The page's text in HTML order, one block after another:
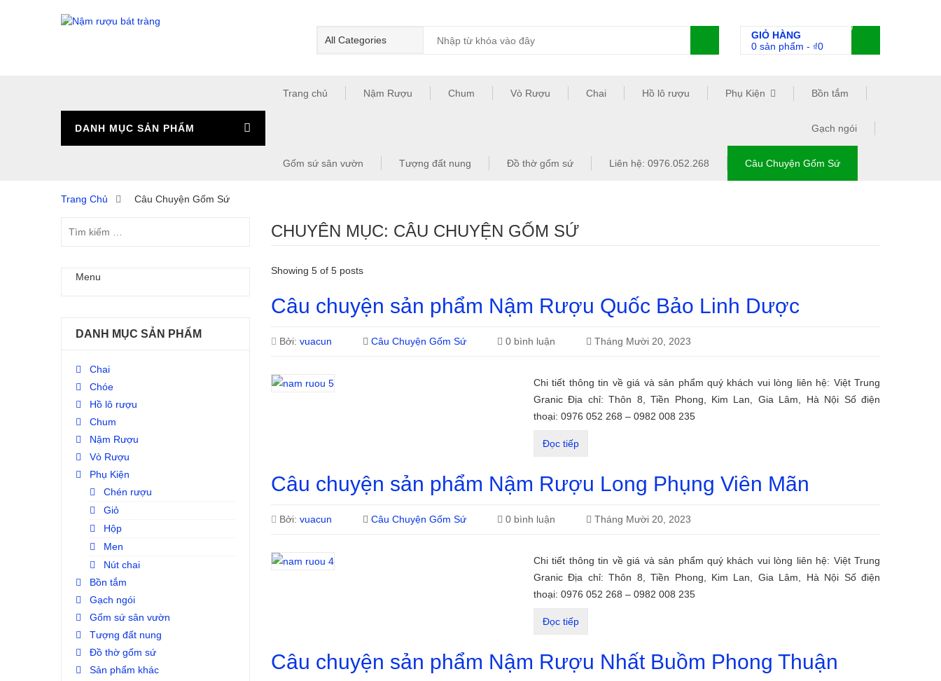
GIỎ HÀNG
0 sản phẩm - ₫0
0
DANH MỤC SẢN PHẨM
Trang chủ Nậm Rượu Chum Vò Rượu Chai Hồ lô rượu Phụ Kiện Bồn tắm
Gạch ngói
Gốm sứ sân vườn Tượng đất nung Đồ thờ gốm sứ Liên hệ: 0976.052.268 Câu Chuyện Gốm Sứ
Trang Chủ Câu Chuyện Gốm Sứ
CHUYÊN MỤC: CÂU CHUYỆN GỐM SỨ
Showing 5 of 5 posts
Câu chuyện sản phẩm Nậm Rượu Quốc Bảo Linh Dược
Bởi: vuacun Câu Chuyện Gốm Sứ 0 bình luận Tháng Mười 20, 2023
Chi tiết thông tin về giá và sản phẩm quý khách vui lòng liên hệ: Việt Trung
Granic Địa chỉ: Thôn 8, Tiền Phong, Kim Lan, Gia Lâm, Hà Nội Số điện
thoại: 0976 052 268 – 0982 008 235
Đọc tiếp
Câu chuyện sản phẩm Nậm Rượu Long Phụng Viên Mãn
Bởi: vuacun Câu Chuyện Gốm Sứ 0 bình luận Tháng Mười 20, 2023
Chi tiết thông tin về giá và sản phẩm quý khách vui lòng liên hệ: Việt Trung
Granic Địa chỉ: Thôn 8, Tiền Phong, Kim Lan, Gia Lâm, Hà Nội Số điện
thoại: 0976 052 268 – 0982 008 235
Đọc tiếp
Câu chuyện sản phẩm Nậm Rượu Nhất Buồm Phong Thuận
Menu
DANH MỤC SẢN PHẨM
Chai
Chóe
Hồ lô rượu
Chum
Nậm Rượu
Vò Rượu
Phụ Kiện
Chén rượu
Giỏ
Hộp
Men
Nút chai
Bồn tắm
Gạch ngói
Gốm sứ sân vườn
Tượng đất nung
Đồ thờ gốm sứ
Sản phẩm khác